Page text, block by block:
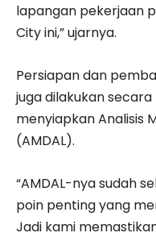
lapangan pekerjaan
City ini,” ujarnya.
Persiapan dan
juga dilakukan
menyiapkan Analisis
(AMDAL).
“AMDAL-nya sudah
poin penting yang
Jadi kami